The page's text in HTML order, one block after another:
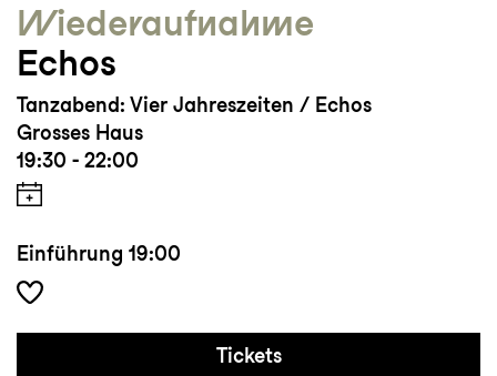
Wieder­aufnahme
Echos
Tanzabend: Vier Jahreszeiten / Echos
Grosses Haus
19:30 - 22:00
Einführung 19:00
Tickets